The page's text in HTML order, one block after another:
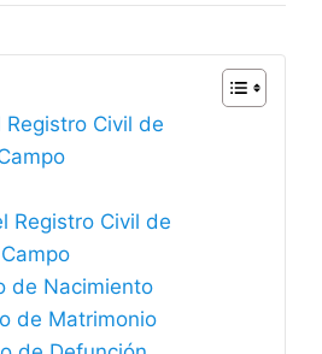
Civil de
Registro Civil de
de Nacimiento
de Matrimonio